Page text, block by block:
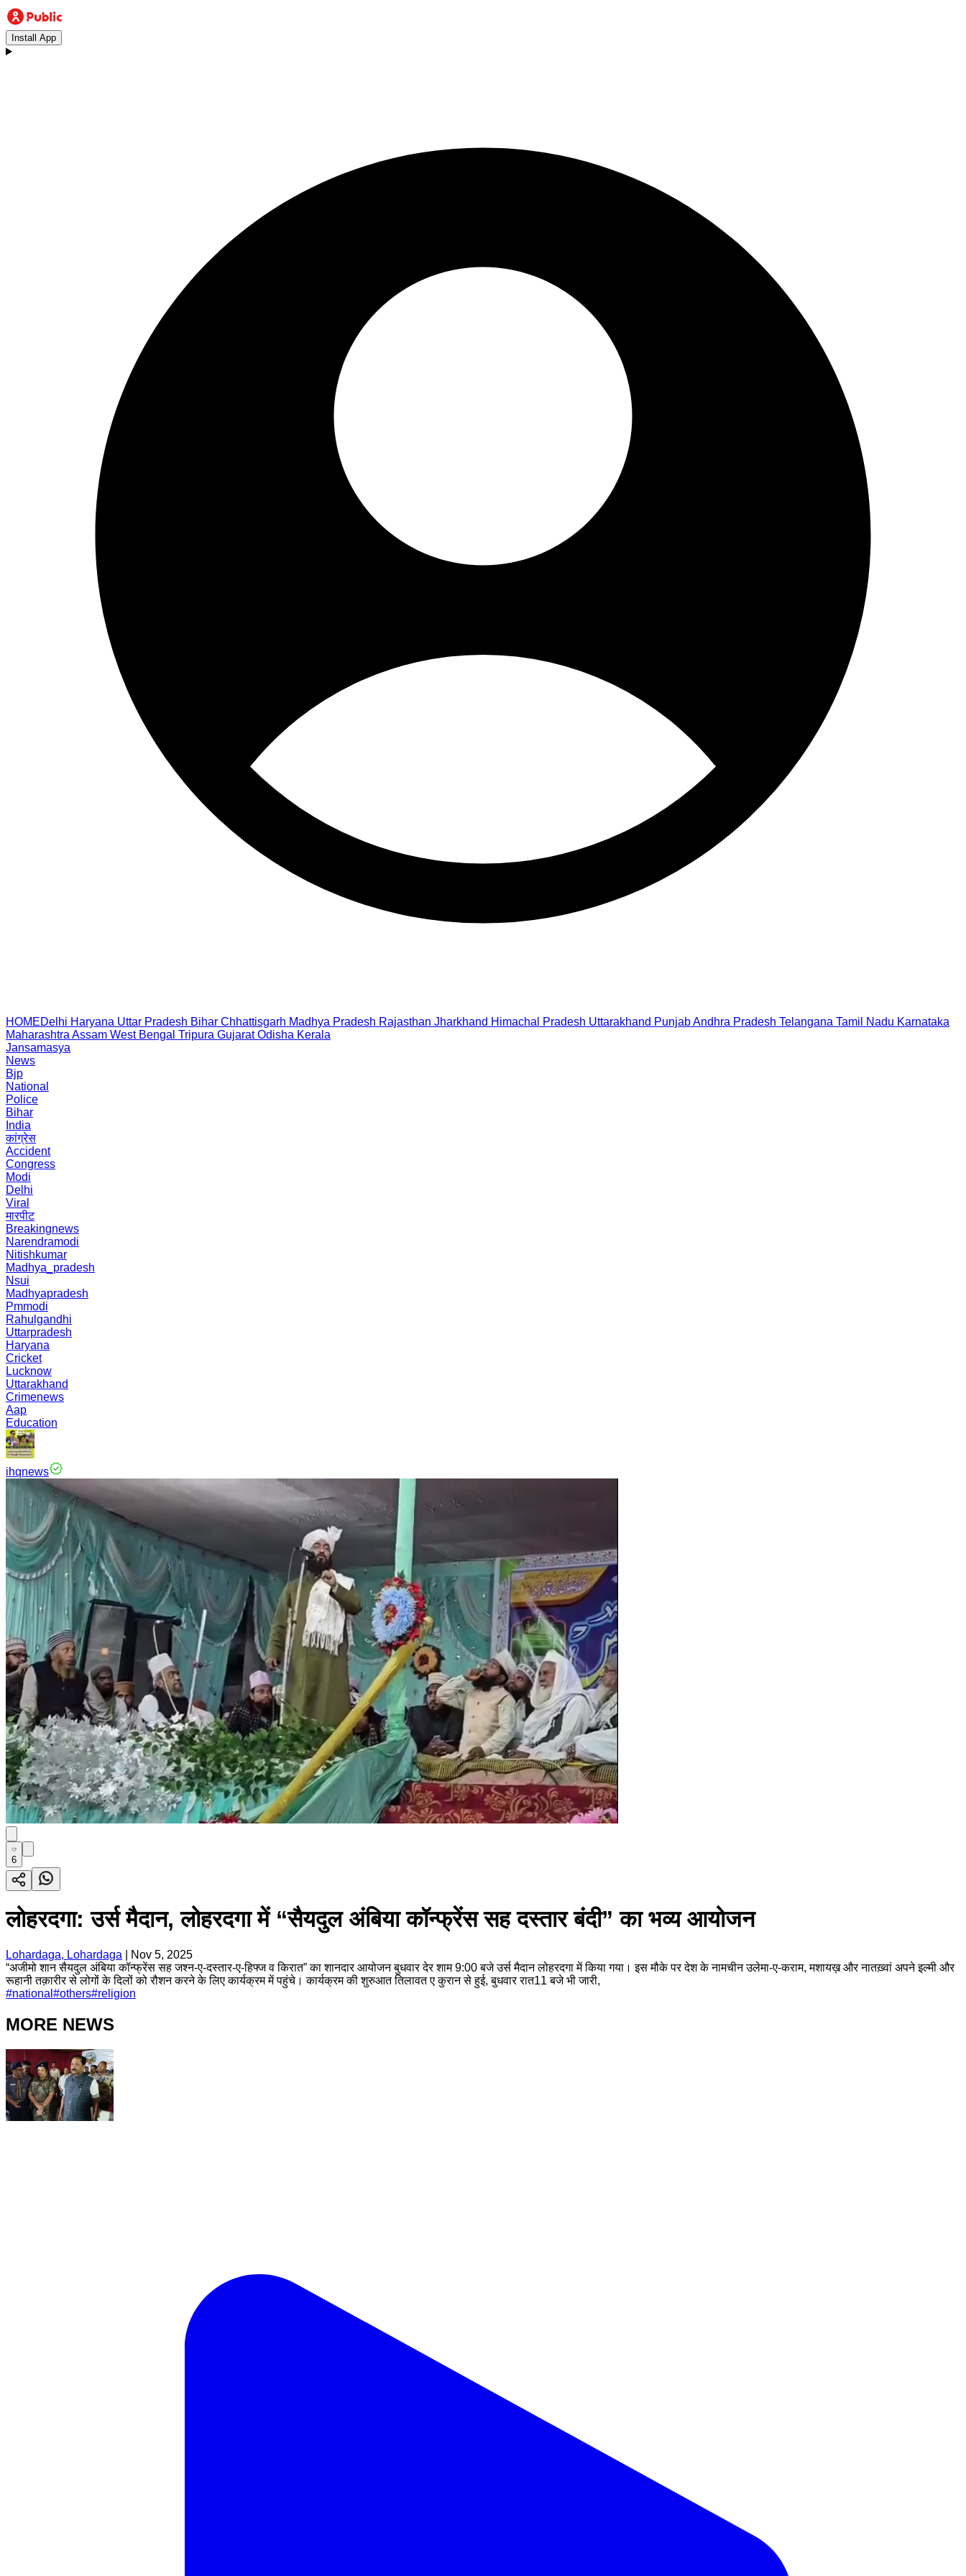
Install App
HOMEDelhi Haryana Uttar Pradesh Bihar Chhattisgarh Madhya Pradesh Rajasthan Jharkhand Himachal Pradesh Uttarakhand PunjabAndhra Pradesh Telangana Tamil Nadu Karnataka
Maharashtra Assam West Bengal Tripura Gujarat Odisha Kerala
Jansamasya
News
Bjp
National
Police
Bihar
India
कांग्रेस
Accident
Congress
Modi
Delhi
Viral
मारपीट
Breakingnews
Narendramodi
Nitishkumar
Madhya_pradesh
Nsui
Madhyapradesh
Pmmodi
Rahulgandhi
Uttarpradesh
Haryana
Cricket
Lucknow
Uttarakhand
Crimenews
Aap
Education
ihqnews
6
लोहरदगा: उर्स मैदान, लोहरदगा में “सैयदुल अंबिया कॉन्फ्रेंस सह दस्तार बंदी” का भव्य आयोजन
Lohardaga, Lohardaga
Nov 5, 2025
“अजीमो शान सैयदुल अंबिया कॉन्फ्रेंस सह जश्न-ए-दस्तार-ए-हिफ्ज व किरात” का शानदार आयोजन बुधवार देर शाम 9:00 बजे उर्स मैदान लोहरदगा में किया गया। इस मौके पर देश के नामचीन उलेमा-ए-कराम, मशायख़ और नातख़्वां अपने इल्मी और
रूहानी तक़ारीर से लोगों के दिलों को रौशन करने के लिए कार्यक्रम में पहुंचे। कार्यक्रम की शुरुआत तिलावत ए कुरान से हुई, बुधवार रात11 बजे भी जारी,
#national #others#religion
MORE NEWS